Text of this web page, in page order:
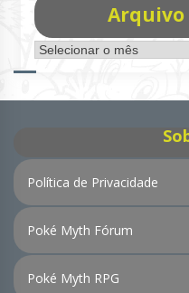
Arquivo
Arquivo
de
Política de Privacidade
Poké Myth Fórum
Poké Myth RPG